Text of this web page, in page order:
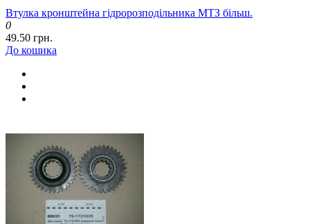
Втулка кронштейна гідророзподільника МТЗ більш.
0
49.50 грн.
До кошика